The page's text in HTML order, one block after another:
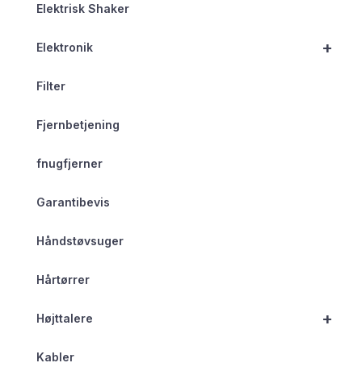
Elektrisk Shaker
+
Elektronik
Filter
Fjernbetjening
fnugfjerner
Garantibevis
Håndstøvsuger
Hårtørrer
+
Højttalere
Kabler